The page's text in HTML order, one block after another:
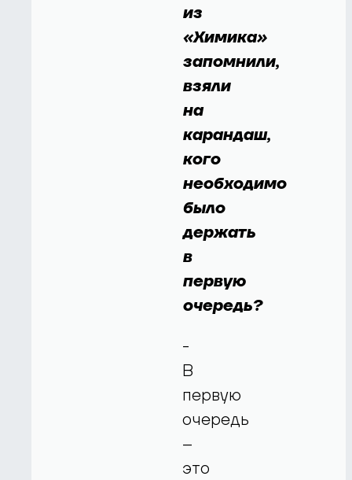
из
«Химика»
запомнили,
взяли
на
карандаш,
кого
необходимо
было
держать
в
первую
очередь?
-
В
первую
очередь
–
это